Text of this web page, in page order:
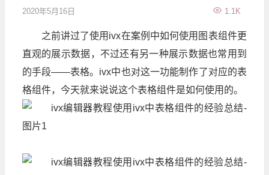
2020年5月16日 1.1K
之前讲过了使用ivx在案例中如何使用图表组件更
直观的展示数据，不过还有另一种展示数据也常用到
的手段——表格。ivx中也对这一功能制作了对应的表
格组件，今天就来说说这个表格组件是如何使用的。